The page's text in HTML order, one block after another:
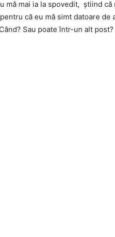
mă mai ia la spovedit, știind că
că eu mă simt datoare de
Sau poate într-un alt